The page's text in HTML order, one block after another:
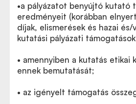
•a pályázatot benyújtó kutató
eredményeit (korábban
díjak, elismerések és hazai
kutatási pályázati
• amennyiben a kutatás etikai
ennek bemutatását;
• az igényelt támogatás